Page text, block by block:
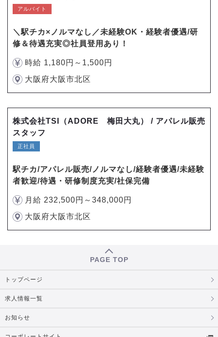
アルバイト
＼駅チカ×ノルマなし／未経験OK・経験者優遇/研
修＆待遇充実◎社員登用あり！
時給 1,180円～1,500円
大阪府大阪市北区
株式会社TSI（ADORE 梅田大丸） / アパレル販売
スタッフ
正社員
駅チカ/アパレル販売/ノルマなし/経験者優遇/未経験
者歓迎/待遇・研修制度充実/社保完備
月給 232,500円～348,000円
大阪府大阪市北区
PAGE TOP
トップページ
求人情報一覧
お知らせ